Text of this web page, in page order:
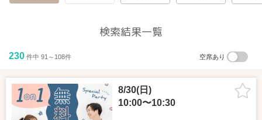
検索結果一覧
230 件中 91～108件 空席あり
8/30(日)
10:00〜10:30